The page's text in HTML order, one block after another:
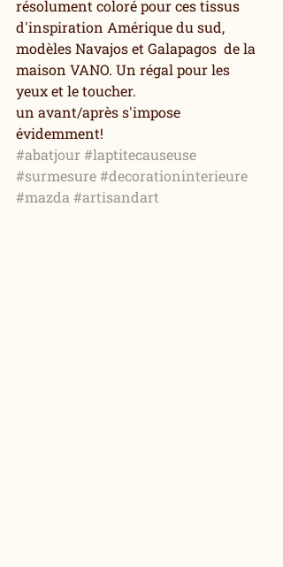
résolument coloré pour ces tissus
d'inspiration Amérique du sud,
modèles Navajos et Galapagos  de la
maison VANO. Un régal pour les
yeux et le toucher.
un avant/après s'impose
évidemment!
#abatjour #laptitecauseuse
#surmesure#decorationinterieure
#mazda #artisandart